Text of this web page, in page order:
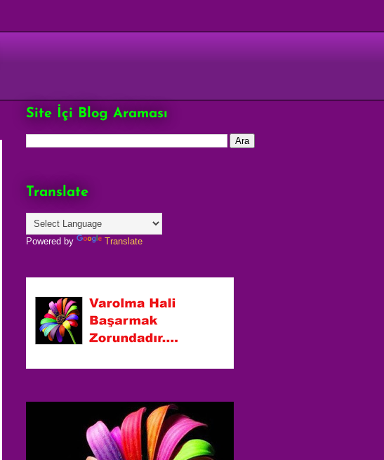
Site İçi Blog Araması
Translate
Powered by Translate